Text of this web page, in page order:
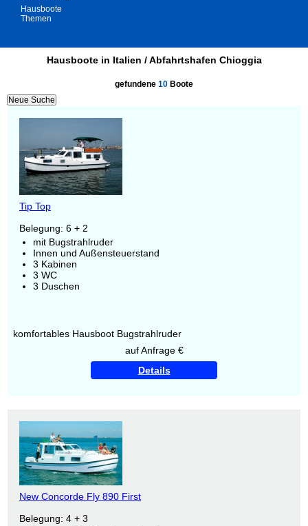
Hausboote
Themen
Hausboote in Italien / Abfahrtshafen Chioggia
gefundene 10 Boote
Tip Top
Belegung: 6 + 2
mit Bugstrahlruder
Innen und Außensteuerstand
3 Kabinen
3 WC
3 Duschen
komfortables Hausboot Bugstrahlruder
auf Anfrage €
Details
New Concorde Fly 890 First
Belegung: 4 + 3